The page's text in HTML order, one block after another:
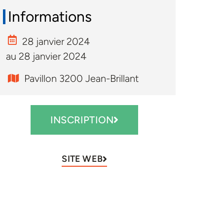
Informations
28 janvier 2024
au 28 janvier 2024
Pavillon 3200 Jean-Brillant
INSCRIPTION
SITE WEB